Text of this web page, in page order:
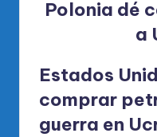
Polonia dé
a
Estados
comprar
guerra en